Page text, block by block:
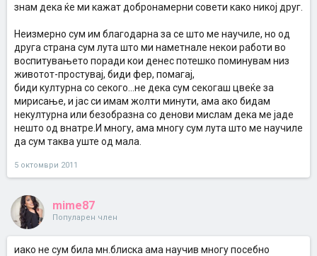
знам дека ќе ми кажат добронамерни совети како никој друг.
Неизмерно сум им благодарна за се што ме научиле, но од
друга страна сум лута што ми наметнале некои работи во
воспитувањето поради кои денес потешко поминувам низ
животот-простувај, биди фер, помагај,
биди културна со секого...не дека сум секогаш цвеќе за
мирисање, и јас си имам жолти минути, ама ако бидам
некултурна или безобразна со денови мислам дека ме јаде
нешто од внатре.И многу, ама многу сум лута што ме научиле
да сум таква уште од мала.
5 октомври 2011
mime87
Популарен член
иако не сум била мн.блиска ама научив многу посебно